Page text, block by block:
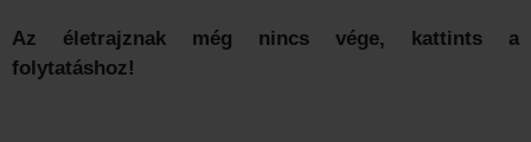
Az életrajznak még nincs vége, kattints a
folytatáshoz!